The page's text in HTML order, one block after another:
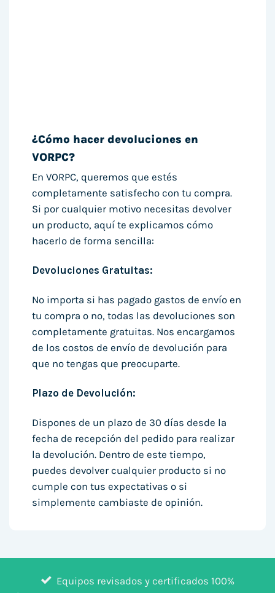
¿Cómo hacer devoluciones en
VORPC?
En VORPC, queremos que estés
completamente satisfecho con tu compra.
Si por cualquier motivo necesitas devolver
un producto, aquí te explicamos cómo
hacerlo de forma sencilla:
Devoluciones Gratuitas:
No importa si has pagado gastos de envío en
tu compra o no, todas las devoluciones son
completamente gratuitas. Nos encargamos
de los costos de envío de devolución para
que no tengas que preocuparte.
Plazo de Devolución:
Dispones de un plazo de 30 días desde la
fecha de recepción del pedido para realizar
la devolución. Dentro de este tiempo,
puedes devolver cualquier producto si no
cumple con tus expectativas o si
simplemente cambiaste de opinión.
Equipos revisados y certificados 100%